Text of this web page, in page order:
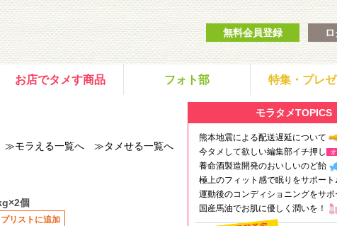
無料会員登録
お店でタメす商品 フォト部 特集・プレゼ
≫モラえる一覧へ ≫タメせる一覧へ
個
リストに追加
モラタメTOPICS
熊本地震による配送遅延について
今タメして欲しい編集部イチ押し
養命酒製造開発のおいしいのど飴
極上のフィット感で眠りをサポート
運動後のコンディショニングをサポ
国産馬油でお肌に優しく潤いを！